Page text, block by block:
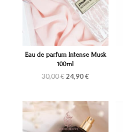
Eau de parfum Intense Musk
100ml
30,00€Le
30,00 €.
24,90€
24,90 €.